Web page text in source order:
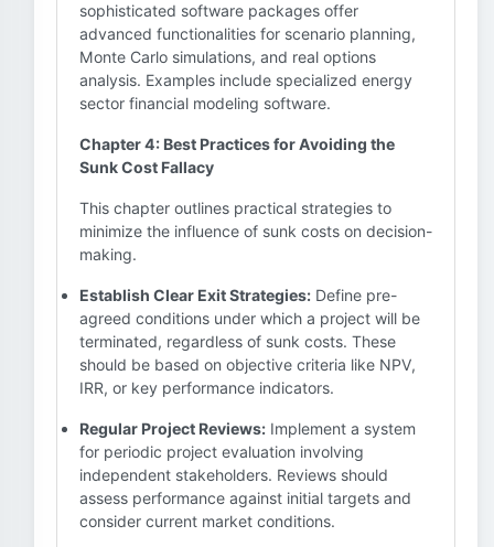
sophisticated software packages offer
advanced functionalities for scenario planning,
Monte Carlo simulations, and real options
analysis. Examples include specialized energy
sector financial modeling software.
Chapter 4: Best Practices for Avoiding the
Sunk Cost Fallacy
This chapter outlines practical strategies to
minimize the influence of sunk costs on decision-
making.
Establish Clear Exit Strategies: Define pre-
agreed conditions under which a project will be
terminated, regardless of sunk costs. These
should be based on objective criteria like NPV,
IRR, or key performance indicators.
Regular Project Reviews: Implement a system
for periodic project evaluation involving
independent stakeholders. Reviews should
assess performance against initial targets and
consider current market conditions.